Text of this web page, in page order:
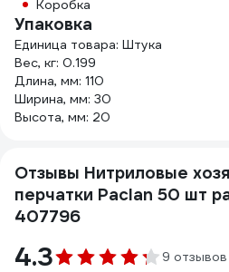
Коробка
Упаковка
Единица товара: Штука
Вес, кг: 0.199
Длина, мм: 110
Ширина, мм: 30
Высота, мм: 20
Отзывы Нитриловые
перчатки Paclan 50 шт
407796
4.3 9 отзывов